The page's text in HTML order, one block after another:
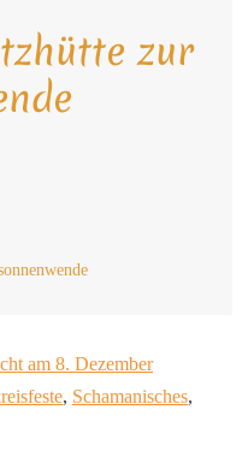
zur
am 8. Dezember
, Schamanisches,